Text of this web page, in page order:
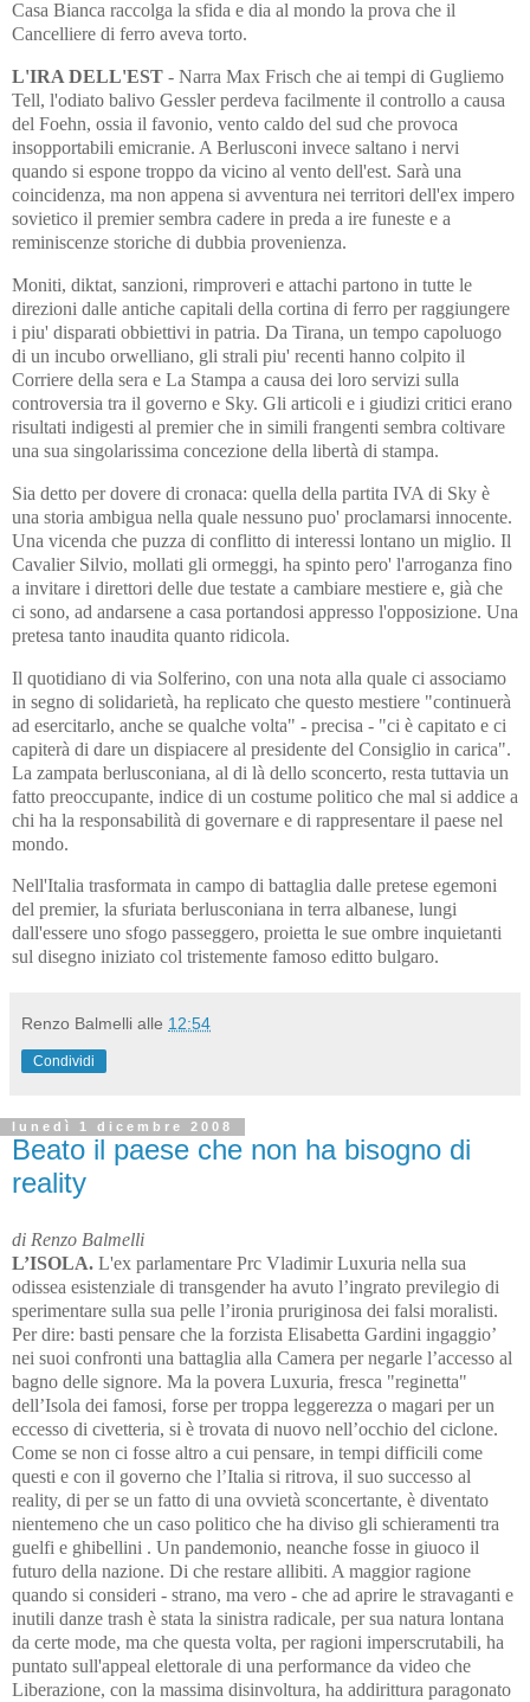
Casa Bianca raccolga la sfida e dia al mondo la prova che il
Cancelliere di ferro aveva torto.
L'IRA DELL'EST - Narra Max Frisch che ai tempi di Gugliemo
Tell, l'odiato balivo Gessler perdeva facilmente il controllo a causa
del Foehn, ossia il favonio, vento caldo del sud che provoca
insopportabili emicranie. A Berlusconi invece saltano i nervi
quando si espone troppo da vicino al vento dell'est. Sarà una
coincidenza, ma non appena si avventura nei territori dell'ex impero
sovietico il premier sembra cadere in preda a ire funeste e a
reminiscenze storiche di dubbia provenienza.
Moniti, diktat, sanzioni, rimproveri e attachi partono in tutte le
direzioni dalle antiche capitali della cortina di ferro per raggiungere
i piu' disparati obbiettivi in patria. Da Tirana, un tempo capoluogo
di un incubo orwelliano, gli strali piu' recenti hanno colpito il
Corriere della sera e La Stampa a causa dei loro servizi sulla
controversia tra il governo e Sky. Gli articoli e i giudizi critici erano
risultati indigesti al premier che in simili frangenti sembra coltivare
una sua singolarissima concezione della libertà di stampa.
Sia detto per dovere di cronaca: quella della partita IVA di Sky è
una storia ambigua nella quale nessuno puo' proclamarsi innocente.
Una vicenda che puzza di conflitto di interessi lontano un miglio. Il
Cavalier Silvio, mollati gli ormeggi, ha spinto pero' l'arroganza fino
a invitare i direttori delle due testate a cambiare mestiere e, già che
ci sono, ad andarsene a casa portandosi appresso l'opposizione. Una
pretesa tanto inaudita quanto ridicola.
Il quotidiano di via Solferino, con una nota alla quale ci associamo
in segno di solidarietà, ha replicato che questo mestiere "continuerà
ad esercitarlo, anche se qualche volta" - precisa - "ci è capitato e ci
capiterà di dare un dispiacere al presidente del Consiglio in carica".
La zampata berlusconiana, al di là dello sconcerto, resta tuttavia un
fatto preoccupante, indice di un costume politico che mal si addice a
chi ha la responsabilità di governare e di rappresentare il paese nel
mondo.
Nell'Italia trasformata in campo di battaglia dalle pretese egemoni
del premier, la sfuriata berlusconiana in terra albanese, lungi
dall'essere uno sfogo passeggero, proietta le sue ombre inquietanti
sul disegno iniziato col tristemente famoso editto bulgaro.
Renzo Balmelli alle 12:54
Condividi
lunedì 1 dicembre 2008
Beato il paese che non ha bisogno di
reality
di Renzo Balmelli
L’ISOLA. L'ex parlamentare Prc Vladimir Luxuria nella sua
odissea esistenziale di transgender ha avuto l’ingrato previlegio di
sperimentare sulla sua pelle l’ironia pruriginosa dei falsi moralisti.
Per dire: basti pensare che la forzista Elisabetta Gardini ingaggio’
nei suoi confronti una battaglia alla Camera per negarle l’accesso al
bagno delle signore. Ma la povera Luxuria, fresca "reginetta"
dell’Isola dei famosi, forse per troppa leggerezza o magari per un
eccesso di civetteria, si è trovata di nuovo nell’occhio del ciclone.
Come se non ci fosse altro a cui pensare, in tempi difficili come
questi e con il governo che l’Italia si ritrova, il suo successo al
reality, di per se un fatto di una ovvietà sconcertante, è diventato
nientemeno che un caso politico che ha diviso gli schieramenti tra
guelfi e ghibellini . Un pandemonio, neanche fosse in giuoco il
futuro della nazione. Di che restare allibiti. A maggior ragione
quando si consideri - strano, ma vero - che ad aprire le stravaganti e
inutili danze trash è stata la sinistra radicale, per sua natura lontana
da certe mode, ma che questa volta, per ragioni imperscrutabili, ha
puntato sull'appeal elettorale di una performance da video che
Liberazione, con la massima disinvoltura, ha addirittura paragonato